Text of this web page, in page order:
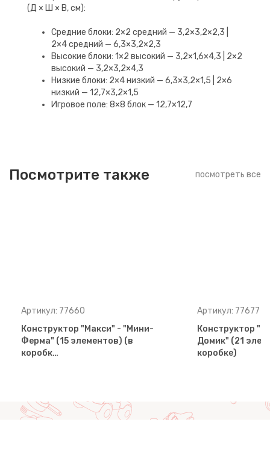
(Д × Ш × В, см):
Средние блоки: 2×2 средний — 3,2×3,2×2,3 |
2×4 средний — 6,3×3,2×2,3
Высокие блоки: 1×2 высокий — 3,2×1,6×4,3 | 2×2
высокий — 3,2×3,2×4,3
Низкие блоки: 2×4 низкий — 6,3×3,2×1,5 | 2×6
низкий — 12,7×3,2×1,5
Игровое поле: 8×8 блок — 12,7×12,7
Посмотрите также посмотреть все
Артикул: 77660
Конструктор "Макси" - "Мини-
Ферма" (15 элементов) (в
коробк…
Артикул: 77677
Конструктор
Домик" (21
коробке)